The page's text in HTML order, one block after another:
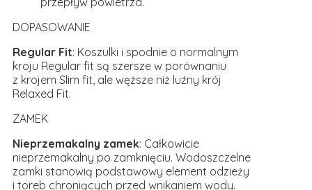
DOPASOWANIE
Regular Fit: Koszulki i spodnie o normalnym
kroju Regular fit są szersze w porównaniu
z krojem Slim fit, ale węższe niż luźny krój
Relaxed Fit.
ZAMEK
Nieprzemakalny zamek: Całkowicie
nieprzemakalny po zamknięciu. Wodoszczelne
zamki stanowią podstawowy element odzieży
i toreb chroniących przed wnikaniem wody.